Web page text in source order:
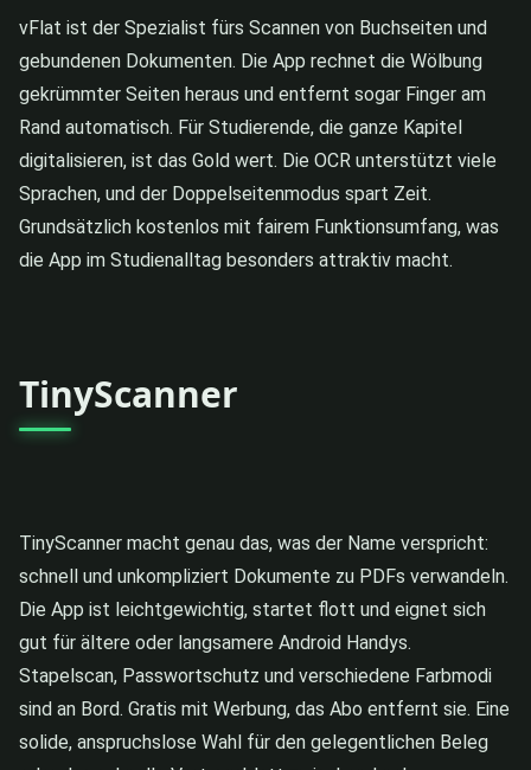
vFlat ist der Spezialist fürs Scannen von Buchseiten und
gebundenen Dokumenten. Die App rechnet die Wölbung
gekrümmter Seiten heraus und entfernt sogar Finger am
Rand automatisch. Für Studierende, die ganze Kapitel
digitalisieren, ist das Gold wert. Die OCR unterstützt viele
Sprachen, und der Doppelseitenmodus spart Zeit.
Grundsätzlich kostenlos mit fairem Funktionsumfang, was
die App im Studienalltag besonders attraktiv macht.
TinyScanner
TinyScanner macht genau das, was der Name verspricht:
schnell und unkompliziert Dokumente zu PDFs verwandeln.
Die App ist leichtgewichtig, startet flott und eignet sich
gut für ältere oder langsamere Android Handys.
Stapelscan, Passwortschutz und verschiedene Farbmodi
sind an Bord. Gratis mit Werbung, das Abo entfernt sie. Eine
solide, anspruchslose Wahl für den gelegentlichen Beleg